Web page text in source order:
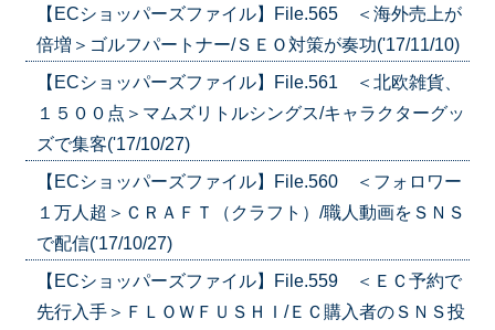
【ECショッパーズファイル】File.565 ＜海外売上が
倍増＞ゴルフパートナー/ＳＥＯ対策が奏功('17/11/10)
【ECショッパーズファイル】File.561 ＜北欧雑貨、
１５００点＞マムズリトルシングス/キャラクターグッ
ズで集客('17/10/27)
【ECショッパーズファイル】File.560 ＜フォロワー
１万人超＞ＣＲＡＦＴ（クラフト）/職人動画をＳＮＳ
で配信('17/10/27)
【ECショッパーズファイル】File.559 ＜ＥＣ予約で
先行入手＞ＦＬＯＷＦＵＳＨＩ/ＥＣ購入者のＳＮＳ投